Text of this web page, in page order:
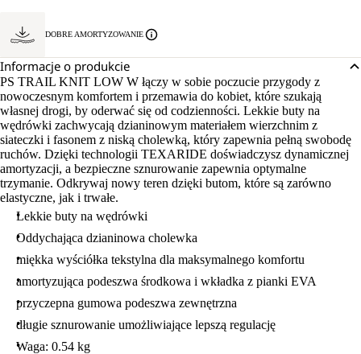
DOBRE AMORTYZOWANIE
Informacje o produkcie
PS TRAIL KNIT LOW W łączy w sobie poczucie przygody z
nowoczesnym komfortem i przemawia do kobiet, które szukają
własnej drogi, by oderwać się od codzienności. Lekkie buty na
wędrówki zachwycają dzianinowym materiałem wierzchnim z
siateczki i fasonem z niską cholewką, który zapewnia pełną swobodę
ruchów. Dzięki technologii TEXARIDE doświadczysz dynamicznej
amortyzacji, a bezpieczne sznurowanie zapewnia optymalne
trzymanie. Odkrywaj nowy teren dzięki butom, które są zarówno
elastyczne, jak i trwałe.
Lekkie buty na wędrówki
Oddychająca dzianinowa cholewka
miękka wyściółka tekstylna dla maksymalnego komfortu
amortyzująca podeszwa środkowa i wkładka z pianki EVA
przyczepna gumowa podeszwa zewnętrzna
długie sznurowanie umożliwiające lepszą regulację
Waga: 0.54 kg